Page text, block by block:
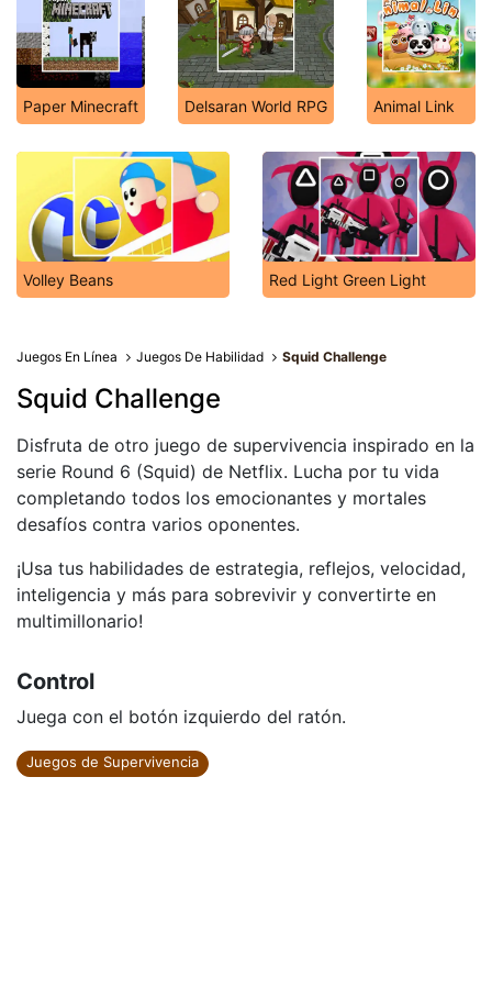
Paper Minecraft Delsaran World RPG Animal Link
Volley Beans Red Light Green Light
Juegos En Línea Juegos De Habilidad Squid Challenge
Squid Challenge
Disfruta de otro juego de supervivencia inspirado en la
serie Round 6 (Squid) de Netflix. Lucha por tu vida
completando todos los emocionantes y mortales
desafíos contra varios oponentes.
¡Usa tus habilidades de estrategia, reflejos, velocidad,
inteligencia y más para sobrevivir y convertirte en
multimillonario!
Control
Juega con el botón izquierdo del ratón.
Juegos de Supervivencia